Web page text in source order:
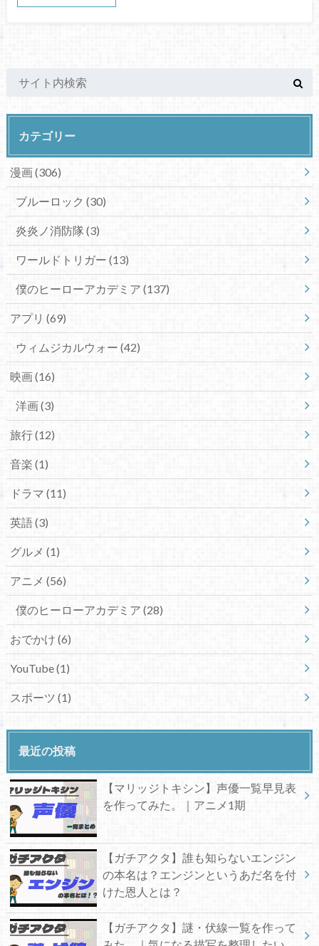
カテゴリー
漫画(306)
ブルーロック (30)
炎炎ノ消防隊(3)
ワールドトリガー (13)
僕のヒーローアカデミア (137)
アプリ (69)
ウィムジカルウォー (42)
映画(16)
洋画(3)
旅行(12)
音楽 (1)
ドラマ (11)
英語(3)
グルメ (1)
アニメ (56)
僕のヒーローアカデミア (28)
おでかけ (6)
YouTube(1)
スポーツ (1)
最近の投稿
【マリッジトキシン】声優一覧早見表
を作ってみた。｜アニメ1期
【ガチアクタ】誰も知らないエンジン
の本名は？エンジンというあだ名を付
けた恩人とは？
【ガチアクタ】謎・伏線一覧を作って